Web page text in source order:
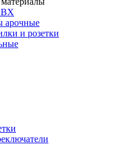
арочные
и розетки